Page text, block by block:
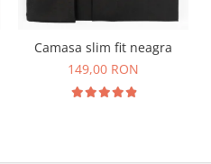
Camasa slim fit neagra
149,00 RON